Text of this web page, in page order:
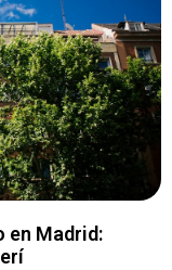
en Madrid: